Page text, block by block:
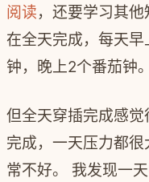
阅读，还要学习其
在全天完成，每天
钟，晚上2个番茄钟。
但全天穿插完成感
完成，一天压力都
常不好。 我发现一